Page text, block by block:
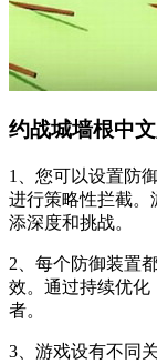
约战城墙根中文
1、您可以设置防
进行策略性拦截。
添深度和挑战。
2、每个防御装置
效。通过持续优化
者。
3、游戏设有不同